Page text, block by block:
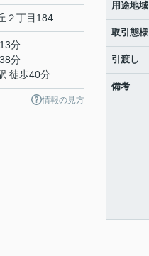
２丁目184
分
分
徒歩40分
情報の見方
用途地域
取引態様
引渡し
備考